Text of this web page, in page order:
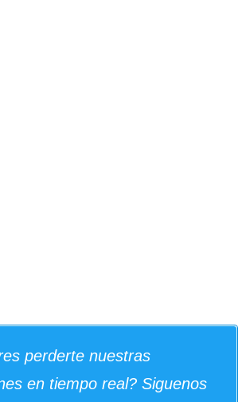
perderte nuestras
en tiempo real? Siguenos